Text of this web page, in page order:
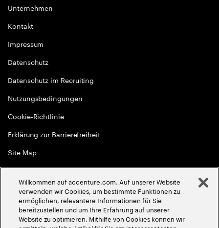
Unternehmen
Kontakt
Impressum
Datenschutz
Datenschutz im Recruiting
Nutzungsbedingungen
Cookie-Richtlinie
Erklärung zur Barrierefreiheit
Site Map
Globale Meritokratie
2026Accenture. Alle Rechte vorbehalten
Willkommen auf accenture.com. Auf unserer Website
verwenden wir Cookies, um bestimmte Funktionen zu
ermöglichen, relevantere Informationen für Sie
bereitzustellen und um Ihre Erfahrung auf unserer
Website zu optimieren. Mithilfe von Cookies können wir